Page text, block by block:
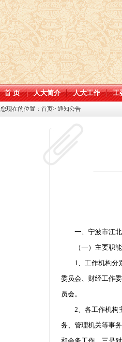
首 页 人大简介 人大工作 工
您现在的位置： 首页> 通知公告
一、宁波市江北
（一）主要职能
1、工作机构分
委员会、财经工作
员会。
2、各工作机构
务、管理机关等事